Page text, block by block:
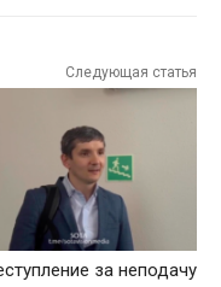
Следующая статья
за неподачу